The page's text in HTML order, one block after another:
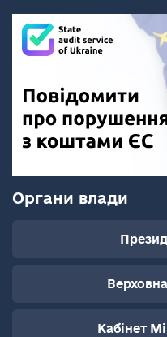
Органи влади
Кабінет